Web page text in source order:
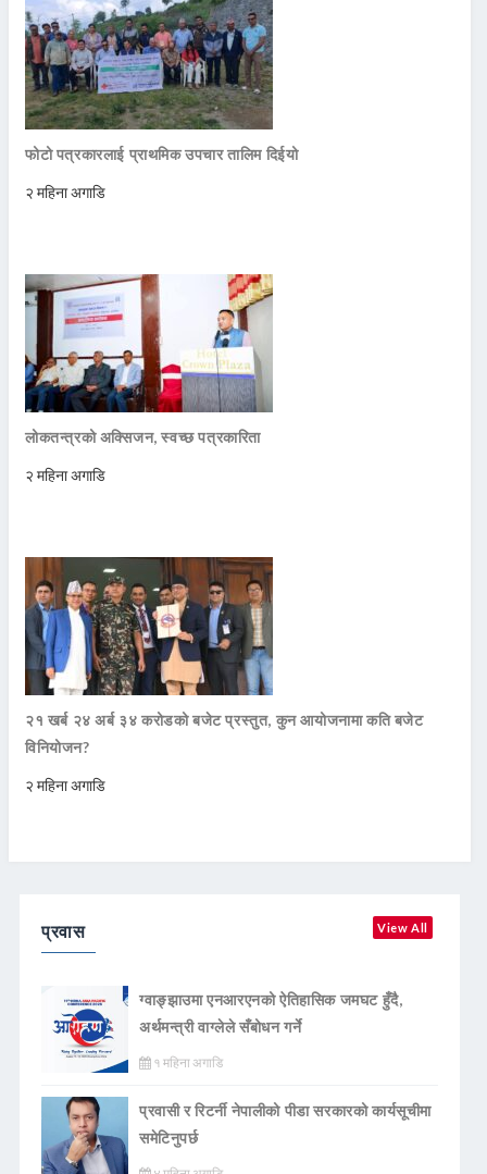
फोटो पत्रकारलाई प्राथमिक उपचार तालिम दिईयो
२ महिना अगाडि
लोकतन्त्रको अक्सिजन, स्वच्छ पत्रकारिता
२ महिना अगाडि
२१ खर्ब २४ अर्ब ३४ करोडको बजेट प्रस्तुत, कुन आयोजनामा कति बजेट
विनियोजन?
२ महिना अगाडि
प्रवास View All
ग्वाङ्झाउमा एनआरएनको ऐतिहासिक जमघट हुँदै,
अर्थमन्त्री वाग्लेले सँबोधन गर्ने
१ महिना अगाडि
प्रवासी र रिटर्नी नेपालीको पीडा सरकारको कार्यसूचीमा
समेटिनुपर्छ